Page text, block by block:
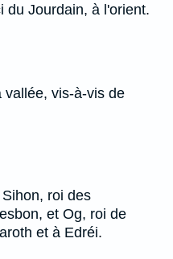
du Jourdain, à l'orient.
vallée, vis-à-vis de
roi des
et Og, roi de
et à Edréi.